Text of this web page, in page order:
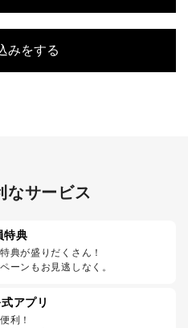
みをする
なサービス
特典
典が盛りだくさん！
ーンもお見逃しなく。
アプリ
利！